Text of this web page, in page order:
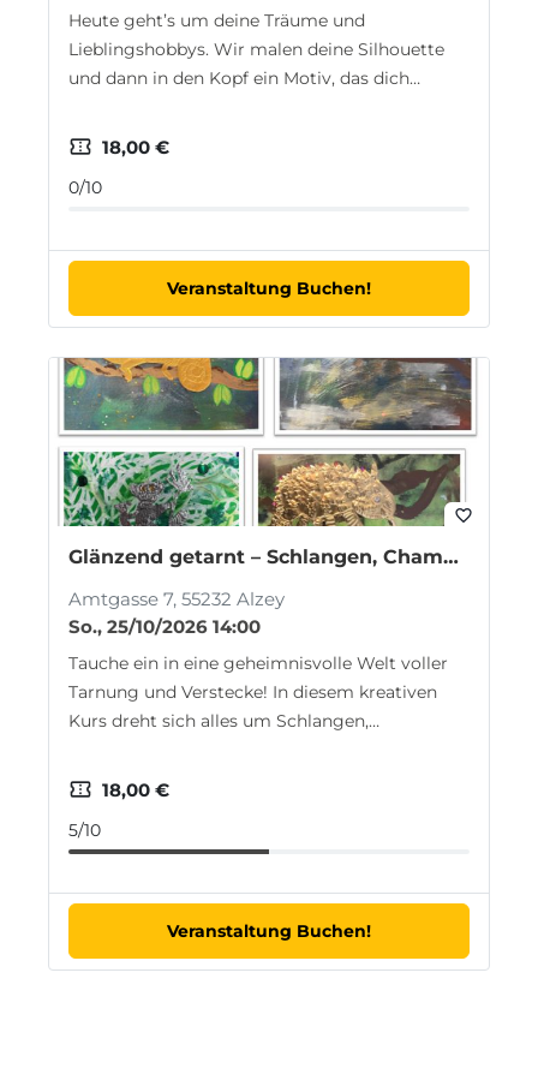
Heute geht’s um deine Träume und
Lieblingshobbys. Wir malen deine Silhouette
und dann in den Kopf ein Motiv, das dich…
confirmation_number 18,00 €
0/10
Veranstaltung Buchen!
favorite_border
Glänzend getarnt – Schlangen, Chamäleons & Faultiere (ab 8 Jahren)
Amtgasse 7, 55232 Alzey
So., 25/10/2026 14:00
Tauche ein in eine geheimnisvolle Welt voller
Tarnung und Verstecke! In diesem kreativen
Kurs dreht sich alles um Schlangen,
confirmation_number 18,00 €
5/10
Veranstaltung Buchen!